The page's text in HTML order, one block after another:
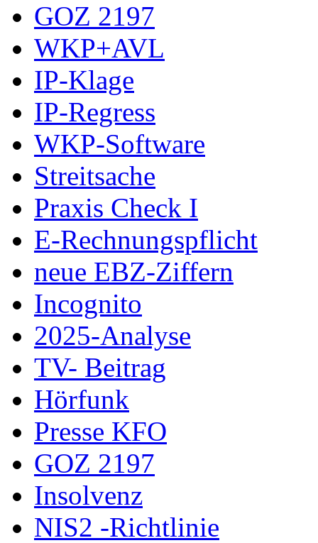
GOZ 2197
WKP+AVL
IP-Klage
IP-Regress
WKP-Software
Streitsache
Praxis Check I
E-Rechnungspflicht
neue EBZ-Ziffern
Incognito
2025-Analyse
TV- Beitrag
Hörfunk
Presse KFO
GOZ 2197
Insolvenz
NIS2 -Richtlinie